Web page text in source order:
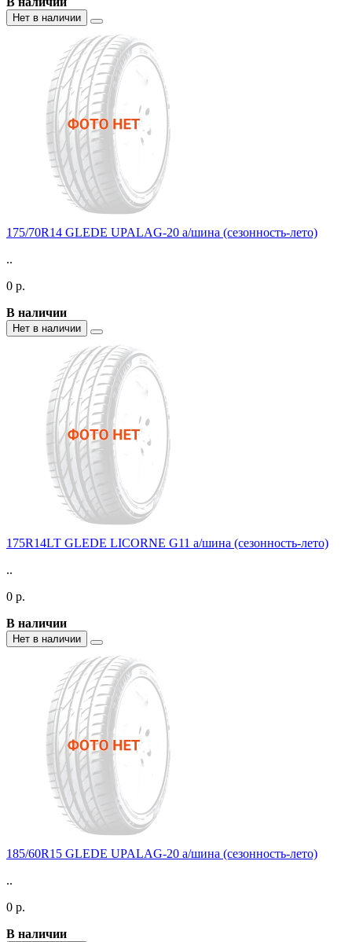
Нет в наличии
175/70R14 GLEDE UPALAG-20 а/шина (сезонность-лето)
..
0 р.
В наличии
Нет в наличии
175R14LT GLEDE LICORNE G11 а/шина (сезонность-лето)
..
0 р.
В наличии
Нет в наличии
185/60R15 GLEDE UPALAG-20 а/шина (сезонность-лето)
..
0 р.
В наличии